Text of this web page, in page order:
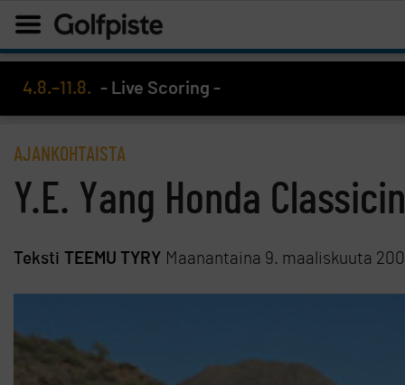
4.8.–11.8. - Live Scoring -
AJANKOHTAISTA
Y.E. Yang Honda
Teksti TEEMU TYRY Maanantaina 9. maaliskuuta